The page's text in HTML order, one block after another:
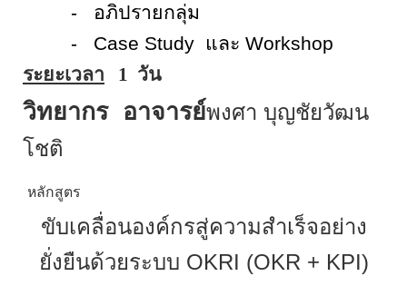
- อภิปรายกลุ่ม
- Case Study และ Workshop
ระยะเวลา
1 วัน
วิทยากร อาจารย์พงศา บุญชัยวัฒน
โชติ
หลักสูตร
ขับเคลื่อนองค์กรสู่ความสำเร็จอย่าง
ยั่งยืนด้วยระบบ OKRI (OKR + KPI)